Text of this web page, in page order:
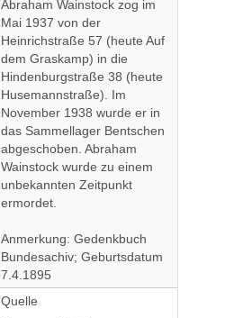
Abraham Wainstock zog im
Mai 1937 von der
Heinrichstraße 57 (heute Auf
dem Graskamp) in die
Hindenburgstraße 38 (heute
Husemannstraße). Im
November 1938 wurde er in
das Sammellager Bentschen
abgeschoben. Abraham
Wainstock wurde zu einem
unbekannten Zeitpunkt
ermordet.
Anmerkung: Gedenkbuch
Bundesachiv; Geburtsdatum
7.4.1895
Quelle